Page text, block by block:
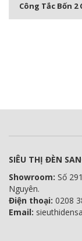
Công Tắc Bốn 2
SIÊU THỊ ĐÈN
Showroom: Số
Nguyên.
Điện thoại: 0208
Email: